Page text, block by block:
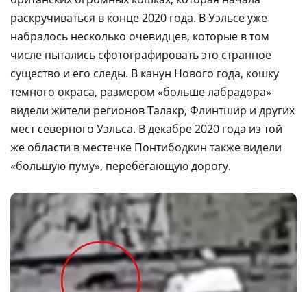
раскручиваться в конце 2020 года. В Уэльсе уже
набралось несколько очевидцев, которые в том
числе пытались сфотографировать это странное
существо и его следы. В канун Нового года, кошку
темного окраса, размером «больше лабрадора»
видели жители регионов Талакр, Флинтшир и других
мест северного Уэльса. В декабре 2020 года из той
же области в местечке Понтибодкин также видели
«большую пуму», перебегающую дорогу.